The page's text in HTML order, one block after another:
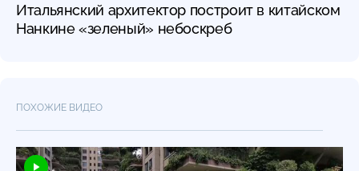
Итальянский архитектор построит в китайском
Нанкине «зеленый» небоскреб
ПОХОЖИЕ ВИДЕО